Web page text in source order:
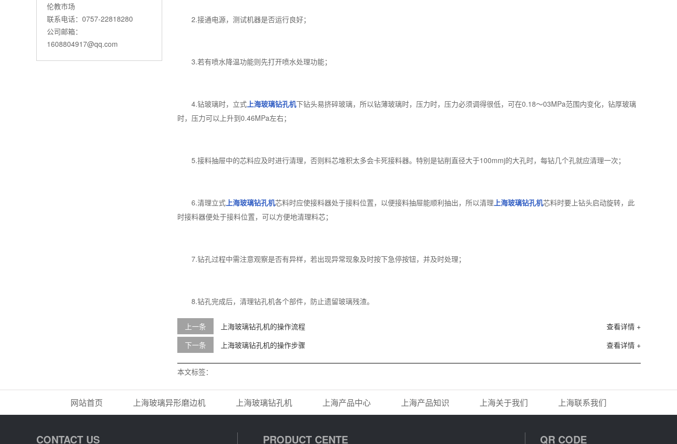
伦教市场
联系电话：0757-22818280
公司邮箱：
1608804917@qq.com
2.接通电源，测试机器是否运行良好；
3.若有喷水降温功能则先打开喷水处理功能；
4.钻玻璃时，立式上海玻璃钻孔机下钻头易挤碎玻璃，所以钻薄玻璃时，压力时，压力必须调得很低，可在0.18～03MPa范围内变化，钻厚玻璃
时，压力可以上升到0.46MPa左右；
5.接料抽屉中的芯料应及时进行清理，否则料芯堆积太多会卡死接料器。特别是钻削直径大于100mmj的大孔时，每钻几个孔就应清理一次；
6.清理立式上海玻璃钻孔机芯料时应使接料器处于接料位置，以便接料抽屉能顺利抽出，所以清理上海玻璃钻孔机芯料时要上钻头启动旋转，此
时接料器便处于接料位置，可以方便地清理料芯；
7.钻孔过程中需注意观察是否有异样，若出现异常现象及时按下急停按钮，并及时处理；
8.钻孔完成后，清理钻孔机各个部件，防止遗留玻璃残渣。
上一条 查看详情 +
上海玻璃钻孔机的操作流程
下一条
查看详情 +
上海玻璃钻孔机的操作步骤
本文标签：
网站首页 上海玻璃异形磨边机 上海玻璃钻孔机 上海产品中心 上海产品知识 上海关于我们 上海联系我们
CONTACT US PRODUCT CENTE QR CODE